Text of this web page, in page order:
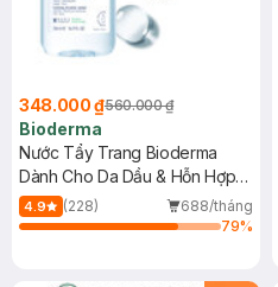
348.000 ₫560.000 ₫
Bioderma
Nước Tẩy Trang Bioderma
Dành Cho Da Dầu & Hỗn Hợp
500ml
4.9 (228)
688/tháng
79%